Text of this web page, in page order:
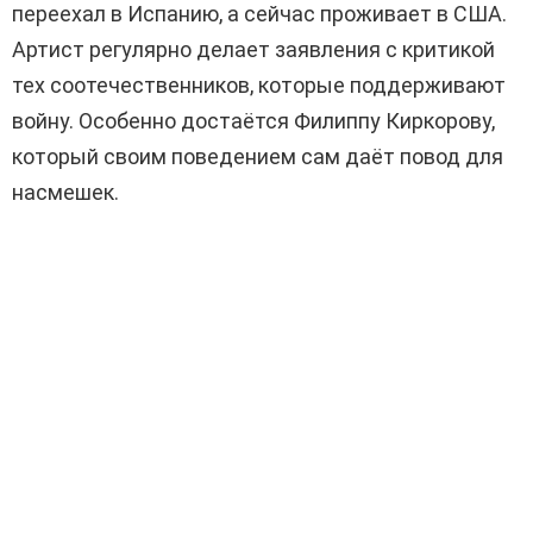
переехал в Испанию, а сейчас проживает в США.
Артист регулярно делает заявления с критикой
тех соотечественников, которые поддерживают
войну. Особенно достаётся Филиппу Киркорову,
который своим поведением сам даёт повод для
насмешек.